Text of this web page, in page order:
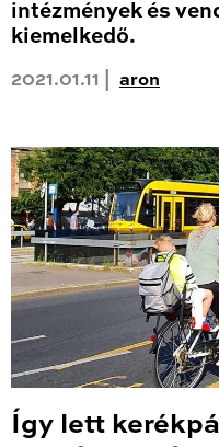
intézmények és
kiemelkedő.
2021.01.11 | aron
Így lett